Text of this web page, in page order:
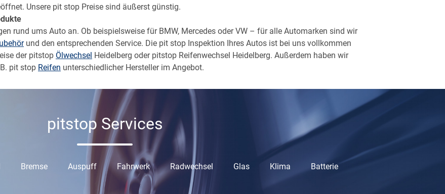
Unsere pit stop Preise sind äußerst günstig.
rund ums Auto an. Ob beispielsweise für BMW, Mercedes oder VW – für alle Automarken sind wir
und den entsprechenden Service. Die pit stop Inspektion Ihres Autos ist bei uns vollkommen
der pitstop Ölwechsel Heidelberg oder pitstop Reifenwechsel Heidelberg. Außerdem haben wir
pit stop Reifen unterschiedlicher Hersteller im Angebot.
pitstop Services
Bremse Auspuff Fahrwerk Radwechsel Glas Klima Batterie